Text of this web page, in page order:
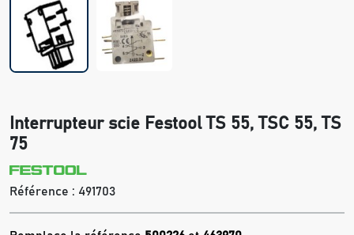
Interrupteur scie Festool TS 55, TSC 55, TS
75
Référence : 491703